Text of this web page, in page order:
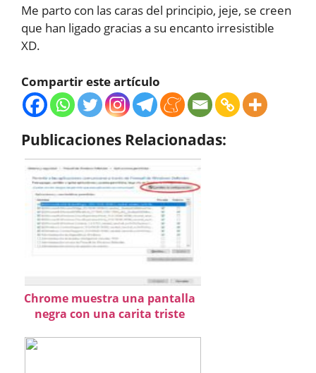
Me parto con las caras del principio, jeje, se creen
que han ligado gracias a su encanto irresistible
XD.
Compartir este artículo
Publicaciones Relacionadas:
Chrome muestra una pantalla
negra con una carita triste